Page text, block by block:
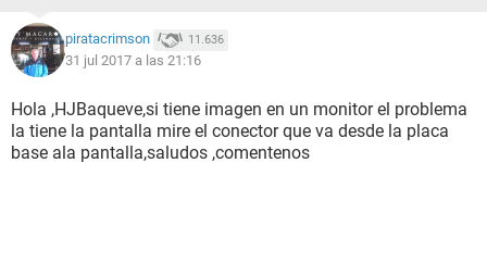
piratacrimson 11.636
31 jul 2017 a las 21:16
Hola ,HJBaqueve,si tiene imagen en un monitor el problema
la tiene la pantalla mire el conector que va desde la placa
base ala pantalla,saludos ,comentenos